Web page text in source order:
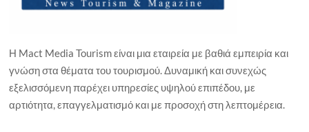
Η Mact Media Tourism είναι μια εταιρεία με βαθιά εμπειρία και
γνώση στα θέματα του τουρισμού. Δυναμική και συνεχώς
εξελισσόμενη παρέχει υπηρεσίες υψηλού επιπέδου, με
αρτιότητα, επαγγελματισμό και με προσοχή στη λεπτομέρεια.